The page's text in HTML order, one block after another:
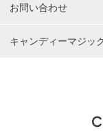
お問い合わせ
キャンディーマジッ